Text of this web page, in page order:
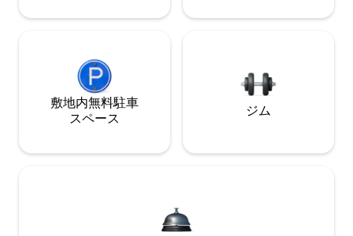
敷地内無料駐⁠車
ス⁠ペ⁠ー⁠ス
ジム